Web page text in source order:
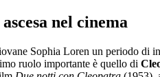
nel cinema
Sophia Loren un periodo di
ruolo importante è quello di